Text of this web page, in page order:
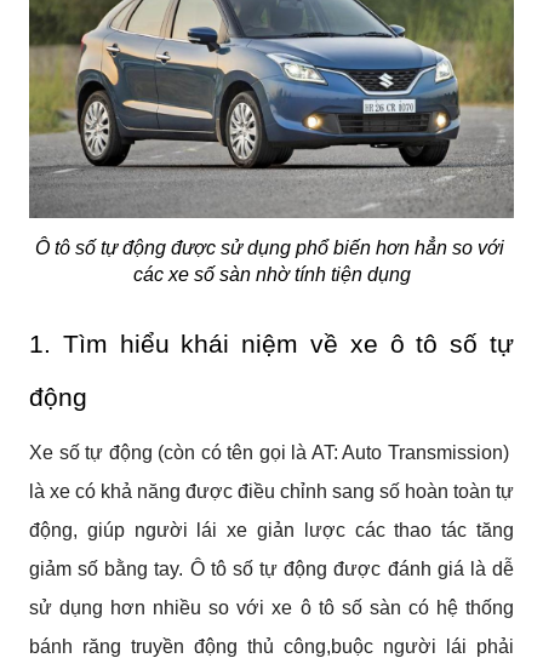
Ô tô số tự động được sử dụng phổ biến hơn hẳn so với
các xe số sàn nhờ tính tiện dụng
1. Tìm hiểu khái niệm về xe ô tô số tự
động
Xe số tự động (còn có tên gọi là AT: Auto Transmission)
là xe có khả năng được điều chỉnh sang số hoàn toàn tự
động, giúp người lái xe giản lược các thao tác tăng
giảm số bằng tay. Ô tô số tự động được đánh giá là dễ
sử dụng hơn nhiều so với xe ô tô số sàn có hệ thống
bánh răng truyền động thủ công,buộc người lái phải